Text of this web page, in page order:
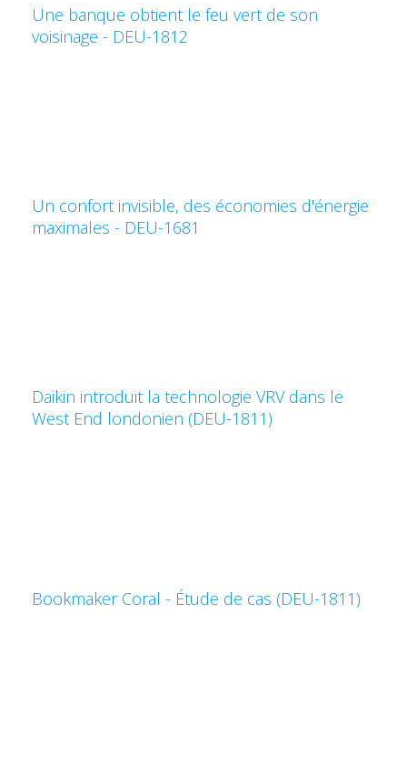
Une banque obtient le feu vert de son
voisinage - DEU-1812
Un confort invisible, des économies d'énergie
maximales - DEU-1681
Daikin introduit la technologie VRV dans le
West End londonien (DEU-1811)
Bookmaker Coral - Étude de cas (DEU-1811)